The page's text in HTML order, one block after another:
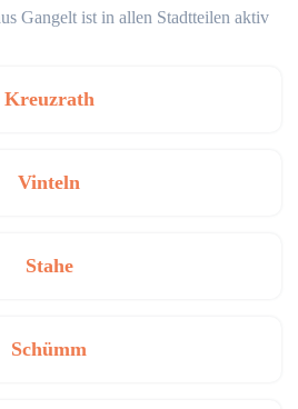
Gangelt ist in allen Stadtteilen aktiv
Kreuzrath
Vinteln
Stahe
Schümm